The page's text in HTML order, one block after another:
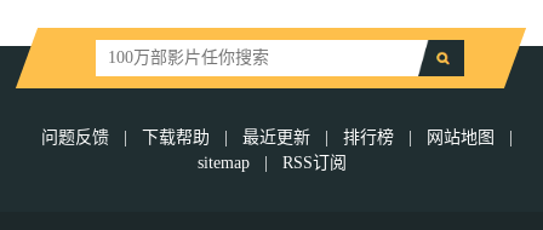
问题反馈 下载帮助 最近更新 排行榜 网站地图
sitemap
RSS订阅